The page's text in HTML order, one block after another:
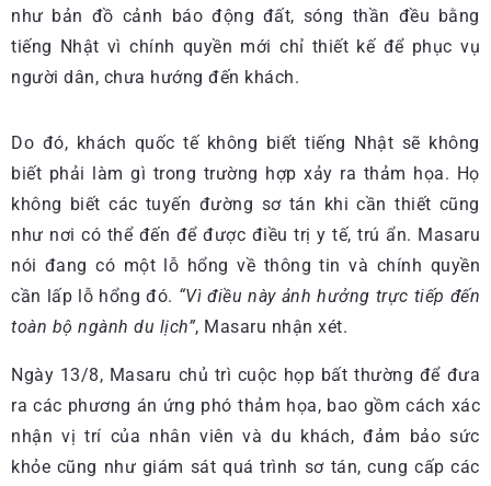
như bản đồ cảnh báo động đất, sóng thần đều bằng
tiếng Nhật vì chính quyền mới chỉ thiết kế để phục vụ
người dân, chưa hướng đến khách.
Do đó, khách quốc tế không biết tiếng Nhật sẽ không
biết phải làm gì trong trường hợp xảy ra thảm họa. Họ
không biết các tuyến đường sơ tán khi cần thiết cũng
như nơi có thể đến để được điều trị y tế, trú ẩn. Masaru
nói đang có một lỗ hổng về thông tin và chính quyền
cần lấp lỗ hổng đó. “Vì điều này ảnh hưởng trực tiếp đến
toàn bộ ngành du lịch”, Masaru nhận xét.
Ngày 13/8, Masaru chủ trì cuộc họp bất thường để đưa
ra các phương án ứng phó thảm họa, bao gồm cách xác
nhận vị trí của nhân viên và du khách, đảm bảo sức
khỏe cũng như giám sát quá trình sơ tán, cung cấp các